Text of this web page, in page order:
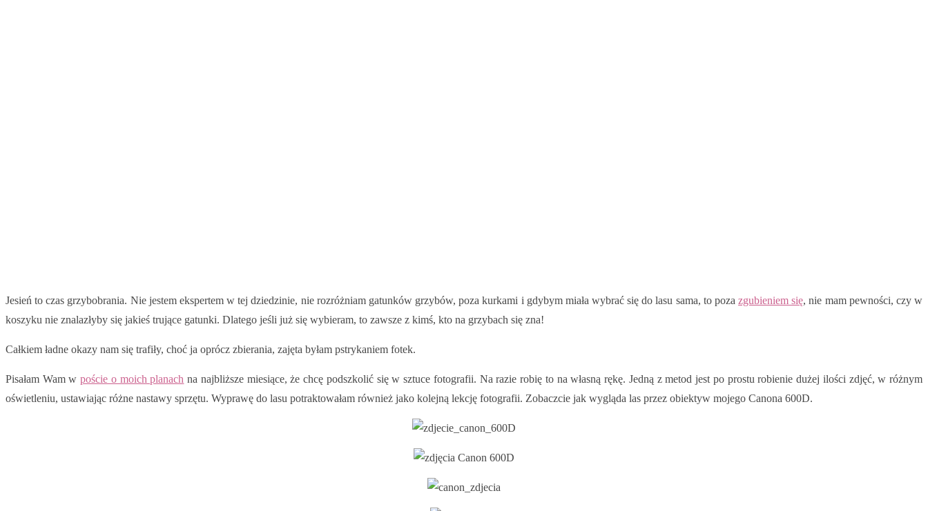
Jesień to czas grzybobrania. Nie jestem ekspertem w tej dziedzinie, nie rozróżniam gatunków grzybów, poza kurkami i gdybym miała wybrać się do lasu sama, to pozazgubieniem się, nie mam pewności, czy w
koszyku nie znalazłyby się jakieś trujące gatunki. Dlatego jeśli już się wybieram, to zawsze z kimś, kto na grzybach się zna!
Całkiem ładne okazy nam się trafiły, choć ja oprócz zbierania, zajęta byłam pstrykaniem fotek.
Pisałam Wam wpoście o moich planach na najbliższe miesiące, że chcę podszkolić się w sztuce fotografii. Na razie robię to na własną rękę. Jedną z metod jest po prostu robienie dużej ilości zdjęć, w różnym
oświetleniu, ustawiając różne nastawy sprzętu. Wyprawę do lasu potraktowałam również jako kolejną lekcję fotografii. Zobaczcie jak wygląda las przez obiektyw mojego Canona 600D.